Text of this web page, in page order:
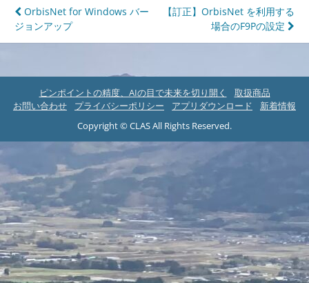
投
稿
ビ
ゲ
ョ
ン
OrbisNet for Windows バー
ジョンアップ
【訂正】OrbisNet を利用する
場合のF9Pの設定
ピンポイントの精度、AIの目で未来を切り開く
取扱商品
お問い合わせ
プライバシーポリシー アプリダウンロード
新着情報
Copyright © CLAS All Rights Reserved.